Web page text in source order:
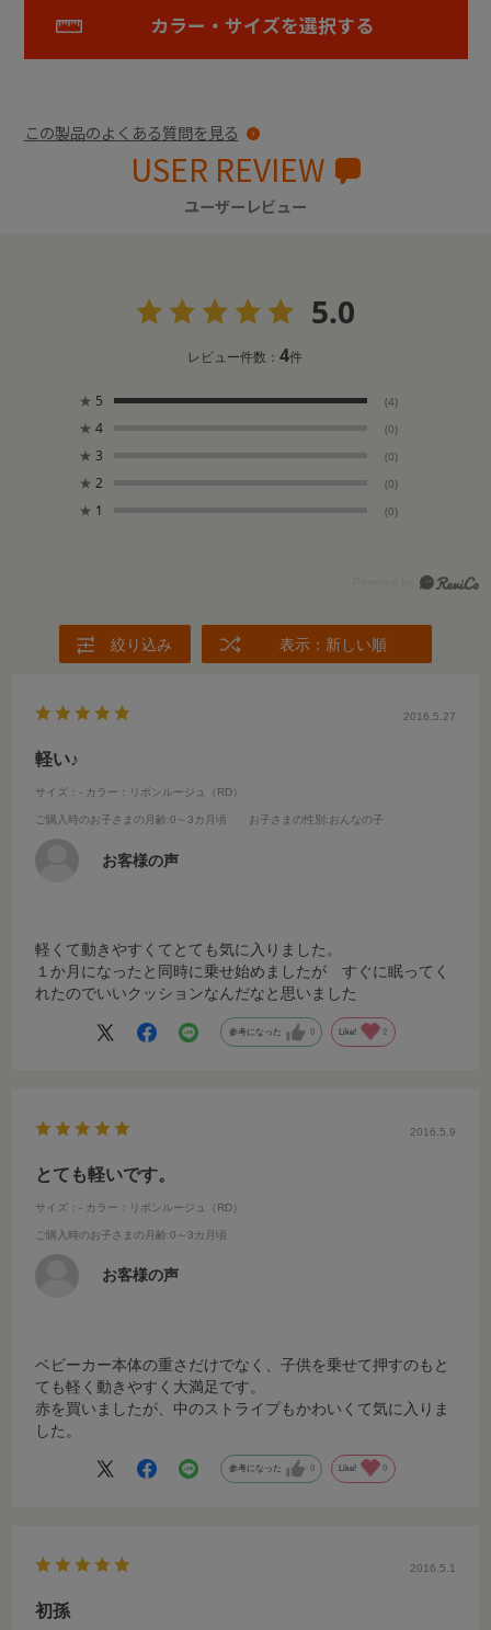
カラー・サイズを選択する
この製品のよくある質問を見る
USER REVIEW
ユーザーレビュー
5.0
レビュー件数：4件
★ 5 (4)
★ 4 (0)
★ 3 (0)
★ 2 (0)
★ 1 (0)
絞り込み 表示：新しい順
2016.5.27
軽い♪
サイズ：- カラー：リボンルージュ（RD）
ご購入時のお子さまの月齢:0～3カ月頃 お子さまの性別 :おんなの子
お客様の声
軽くて動きやすくてとても気に入りました。
１か月になったと同時に乗せ始めましたが すぐに眠ってく
れたのでいいクッションなんだなと思いました
参考になった 0 Like! 2
2016.5.9
とても軽いです。
サイズ：- カラー：リボンルージュ（RD）
ご購入時のお子さまの月齢:0～3カ月頃
お客様の声
ベビーカー本体の重さだけでなく、子供を乗せて押すのもと
ても軽く動きやすく大満足です。
赤を買いましたが、中のストライプもかわいくて気に入りま
した。
参考になった 0 Like! 0
2016.5.1
初孫